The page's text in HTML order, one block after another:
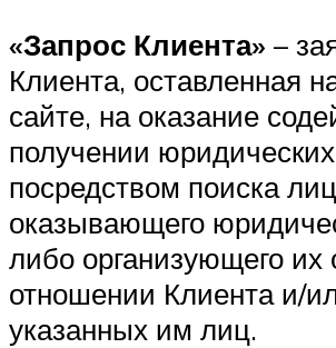
«Запрос Клиента» –
Клиента, оставленная
сайте, на оказание
получении юридических
посредством поиска
оказывающего
либо организующего их
отношении Клиента и/
указанных им лиц.